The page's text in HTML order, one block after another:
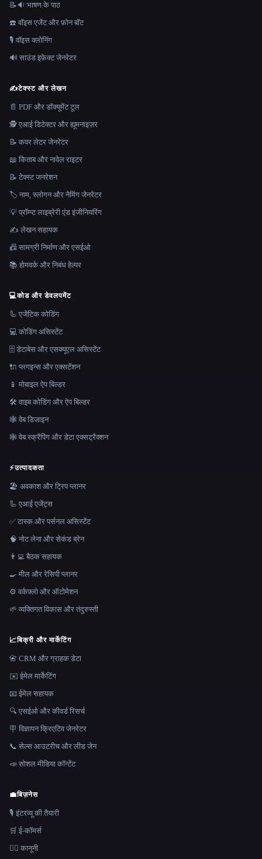
📝🔉 भाषण के पाठ
☎️ वॉइस एजेंट और फ़ोन बॉट
🎙️ वॉइस क्लोनिंग
🔊 साउंड इफ़ेक्ट जेनरेटर
✍️टेक्स्ट और लेखन
📄 PDF और डॉक्यूमेंट टूल
🕵️ एआई डिटेक्टर और ह्यूमनाइज़र
📝 कवर लेटर जेनरेटर
📖 किताब और नावेल राइटर
📝 टेक्स्ट जनरेशन
🏷️ नाम, स्लोगन और नेमिंग जेनरेटर
💡 प्रॉम्प्ट लाइब्रेरी एंड इंजीनियरिंग
✍️ लेखन सहायक
📠 सामग्री निर्माण और एसईओ
📚 होमवर्क और निबंध हेल्पर
💻कोड और डेवलपमेंट
🦾 एजेंटिक कोडिंग
💻 कोडिंग असिस्टेंट
🗄️ डेटाबेस और एसक्यूएल असिस्टेंट
🔌 प्लगइन्स और एक्सटेंशन
📱 मोबाइल ऐप बिल्डर
🛠️ वाइब कोडिंग और ऐप बिल्डर
🕸 वेब डिजाइन
🕸️ वेब स्क्रैपिंग और डेटा एक्सट्रैक्शन
⚡उत्पादकता
🏖 अवकाश और ट्रिप प्लानर
🦾 एआई एजेंट्स
✅ टास्क और पर्सनल असिस्टेंट
🧠 नोट लेना और सेकंड ब्रेन
👨‍💻 बैठक सहायक
🍳 मील और रेसिपी प्लानर
⚙️ वर्कफ़्लो और ऑटोमेशन
🌱 व्यक्तिगत विकास और तंदुरुस्ती
📈बिक्री और मार्केटिंग
📇 CRM और ग्राहक डेटा
✉️ ईमेल मार्केटिंग
📧 ईमेल सहायक
🔍 एसईओ और कीवर्ड रिसर्च
🪧 विज्ञापन क्रिएटिव जेनरेटर
📞 सेल्स आउटरीच और लीड जेन
📣 सोशल मीडिया कॉन्टेंट
💼बिज़नेस
🎙️ इंटरव्यू की तैयारी
🛒 ई-कॉमर्स
👩‍⚖️ कानूनी